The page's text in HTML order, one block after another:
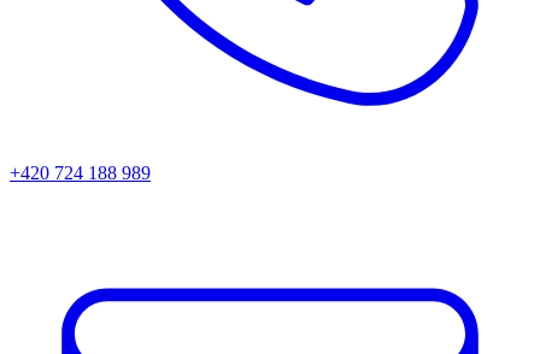
+420 724 188 989